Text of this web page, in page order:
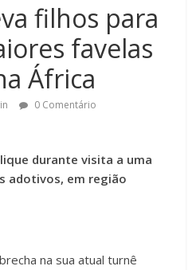
filhos para
favelas
África
0 Comentário
durante visita a uma
adotivos, em região
na sua atual turnê